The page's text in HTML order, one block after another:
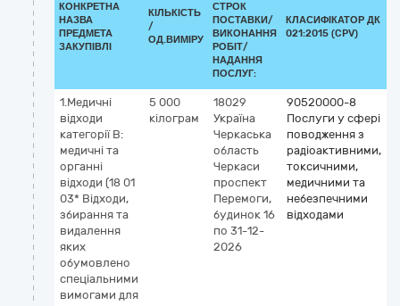
КОНКРЕТНА
НАЗВА
ПРЕДМЕТА
ЗАКУПІВЛІ
КІЛЬКІСТЬ
/
ОД.ВИМІРУ
СТРОК
ПОСТАВКИ/
ВИКОНАННЯ
РОБІТ/
НАДАННЯ
ПОСЛУГ:
КЛАСИФІКАТОР ДК
021:2015 (CPV)
1.Медичні
відходи
категорії В:
медичні та
органні
відходи (18 01
03* Відходи,
збирання та
видалення
яких
обумовлено
спеціальними
вимогами для
5 000
кілограм
18029
Україна
Черкаська
область
Черкаси
проспект
Перемоги,
будинок 16
по 31-12-
2026
90520000-8
Послуги у сфері
поводження з
радіоактивними,
токсичними,
медичними та
небезпечними
відходами